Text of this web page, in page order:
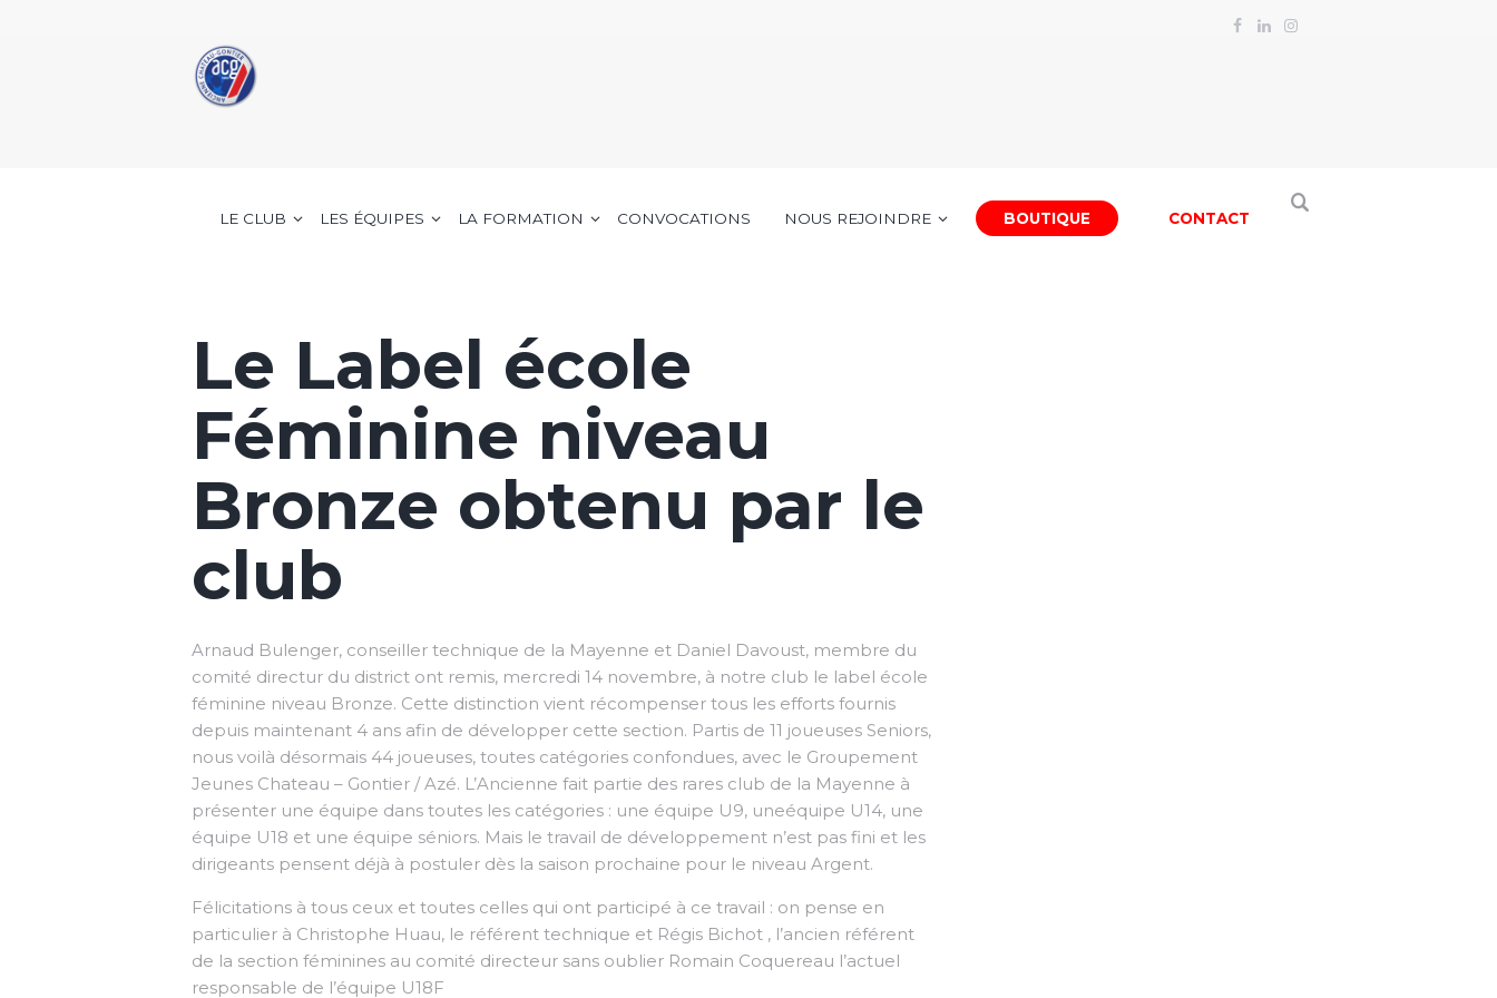
LE CLUB LES ÉQUIPES LA FORMATION CONVOCATIONS NOUS REJOINDRE BOUTIQUE CONTACT
Le Label école
Féminine niveau
Bronze obtenu par le
club
Arnaud Bulenger, conseiller technique de la Mayenne et Daniel Davoust, membre du
comité directur du district ont remis, mercredi 14 novembre, à notre club le label école
féminine niveau Bronze. Cette distinction vient récompenser tous les efforts fournis
depuis maintenant 4 ans afin de développer cette section. Partis de 11 joueuses Seniors,
nous voilà désormais 44 joueuses, toutes catégories confondues, avec le Groupement
Jeunes Chateau – Gontier / Azé. L’Ancienne fait partie des rares club de la Mayenne à
présenter une équipe dans toutes les catégories : une équipe U9, uneéquipe U14, une
équipe U18 et une équipe séniors. Mais le travail de développement n’est pas fini et les
dirigeants pensent déjà à postuler dès la saison prochaine pour le niveau Argent.
Félicitations à tous ceux et toutes celles qui ont participé à ce travail : on pense en
particulier à Christophe Huau, le référent technique et Régis Bichot , l’ancien référent
de la section féminines au comité directeur sans oublier Romain Coquereau l’actuel
responsable de l’équipe U18F